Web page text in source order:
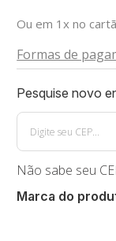
Ou em 1x no
Formas de
Não sabe seu
Marca do